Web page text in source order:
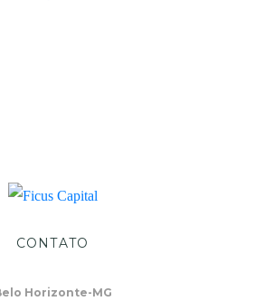
CONTATO
Horizonte-MG